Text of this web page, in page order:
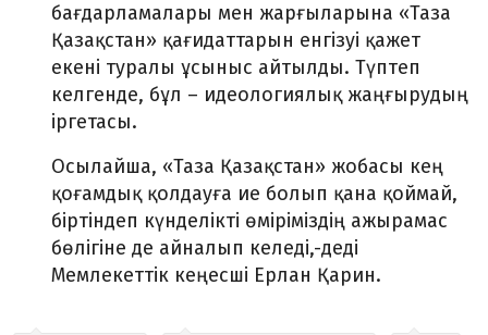
бағдарламалары мен жарғыларына «Таза
Қазақстан» қағидаттарын енгізуі қажет
екені туралы ұсыныс айтылды. Түптеп
келгенде, бұл – идеологиялық жаңғырудың
іргетасы.
Осылайша, «Таза Қазақстан» жобасы кең
қоғамдық қолдауға ие болып қана қоймай,
біртіндеп күнделікті өміріміздің ажырамас
бөлігіне де айналып келеді,-деді
Мемлекеттік кеңесші Ерлан Қарин.